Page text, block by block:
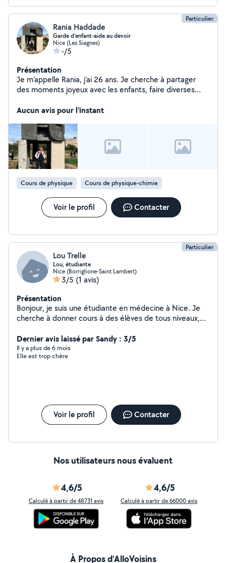
Particulier
Rania Haddade
Garde d’enfant-aide au devoir
Nice (Les Siagnes)
-/5
Présentation
Je m'appelle Rania, j'ai 26 ans. Je cherche à partager
des moments joyeux avec les enfants, faire diverses
ouverte à des cours supp en maths jusqu'au niveau
Aucun avis pour l'instant
Cours de physique Cours de physique-chimie
Voir le profil Contacter
Particulier
Lou Trelle
Lou, étudiante
Nice (Borriglione-Saint Lambert)
3/5 (1 avis)
Présentation
Bonjour, je suis une étudiante en médecine à Nice. Je
cherche à donner cours à des élèves de tous niveaux,
aussi aider dans d'autres matières si besoin. J'ai eu un
bac spécialités maths, physique-chimie, option maths
expertes, et SVT en première Je suis tutrice en
validé ma première année de licence de maths
(sciences et technologies)
Dernier avis laissé par Sandy : 3/5
Il y a plus de 6 mois
Elle est trop chère
Voir le profil Contacter
Nos utilisateurs nous évaluent
4,6/5
Calculé à partir de 48731 avis
4,6/5
Calculé à partir de 66000 avis
À Propos d’AlloVoisins